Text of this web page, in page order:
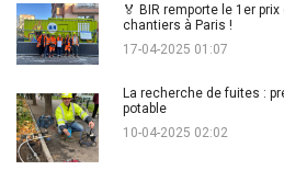
🏅 BIR remporte le 1er
chantiers à Paris !
17-04-2025 01:07
La recherche de fuites :
potable
10-04-2025 02:02